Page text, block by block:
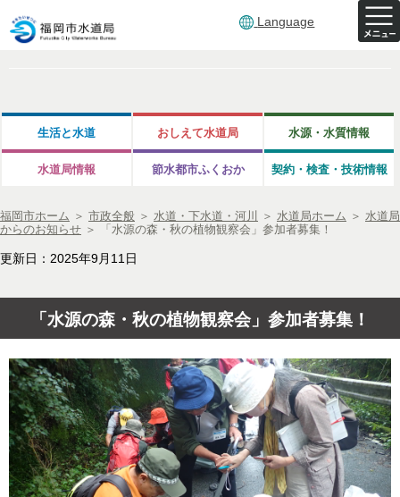
Language
生活と水道 おしえて水道局 水源・水質情報
水道局情報 節水都市ふくおか 契約・検査・技術情報
福岡市ホーム ＞ 市政全般 ＞ 水道・下水道・河川 ＞ 水道局ホーム ＞ 水道局
からのお知らせ ＞ 「水源の森・秋の植物観察会」参加者募集！
更新日：2025年9月11日
「水源の森・秋の植物観察会」参加者募集！